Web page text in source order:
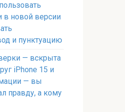
новой версии
и пунктуацию
— вскрыта
iPhone 15 и
— вы
правду, а кому